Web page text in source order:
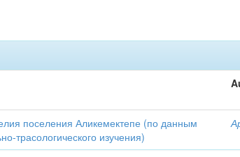
поселения Аликемектепе (по данным
трасологического изучения)